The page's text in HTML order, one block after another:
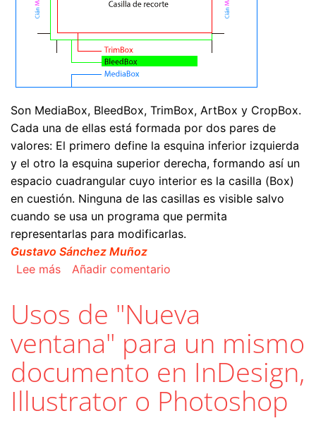
Son MediaBox, BleedBox, TrimBox, ArtBox y CropBox.
Cada una de ellas está formada por dos pares de
valores: El primero define la esquina inferior izquierda
y el otro la esquina superior derecha, formando así un
espacio cuadrangular cuyo interior es la casilla (Box)
en cuestión. Ninguna de las casillas es visible salvo
cuando se usa un programa que permita
representarlas para modificarlas.
Gustavo Sánchez Muñoz
Lee mássobre Las casillas de página de un PDF
Añadir comentario
Usos de "Nueva
ventana" para un mismo
documento en InDesign,
Illustrator o Photoshop